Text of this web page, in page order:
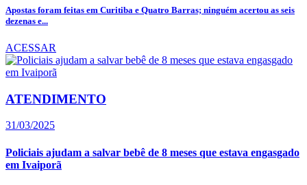
Apostas foram feitas em Curitiba e Quatro Barras; ninguém acertou as seis
dezenas e...
ACESSAR
ATENDIMENTO
31/03/2025
Policiais ajudam a salvar bebê de 8 meses que estava engasgado
em Ivaiporã